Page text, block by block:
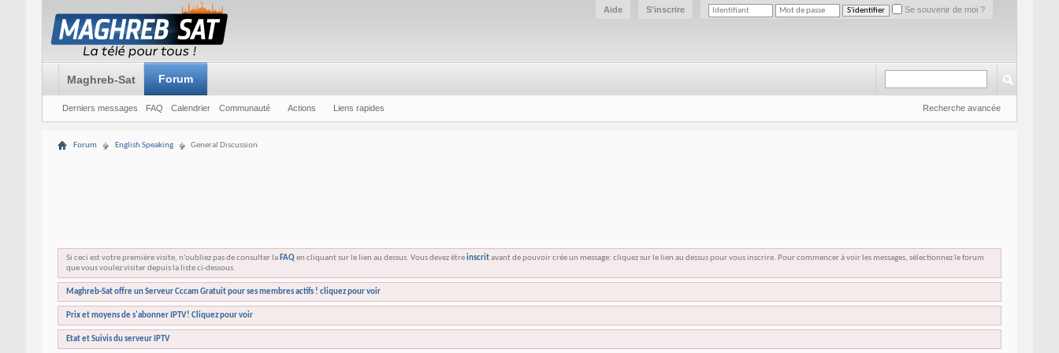
Se souvenir de moi ?
S'inscrire
Aide
Maghreb-Sat Forum
Derniers messages FAQ Calendrier Communauté Actions Liens rapides Recherche avancée
Forum English Speaking General Discussion
Si ceci est votre première visite, n'oubliez pas de consulter la FAQen cliquant sur le lien au dessus. Vous devez êtreinscritavant de pouvoir crée un message: cliquez sur le lien au dessus pour vous inscrire. Pour commencer à voir les messages, sélectionnez le forum
que vous voulez visiter depuis la liste ci-dessous.
Maghreb-Sat offre un Serveur Cccam Gratuit pour ses membres actifs ! cliquez pour voir
Prix et moyens de s'abonner IPTV! Cliquez pour voir
Etat et Suivis du serveur IPTV